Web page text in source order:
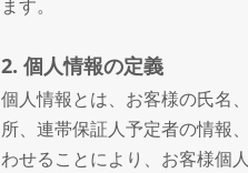
ます。
2. 個人情報の定義
個人情報とは、お客様の氏名
所、連帯保証人予定者の情報
わせることにより、お客様個